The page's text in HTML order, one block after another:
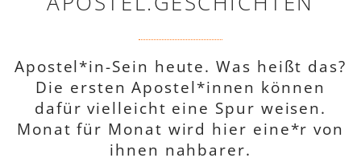
Apostel*in-Sein heute. Was heißt das?
Die ersten Apostel*innen können
dafür vielleicht eine Spur weisen.
Monat für Monat wird hier eine*r von
ihnen nahbarer.